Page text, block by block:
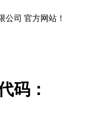
公司 官方网站！
码：